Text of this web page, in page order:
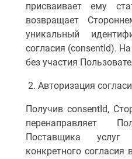
присваивает ему
возвращает
уникальный
согласия (consentId).
без участия
2. Авторизация
Получив consentId,
перенаправляет
Поставщика
конкретного согласия